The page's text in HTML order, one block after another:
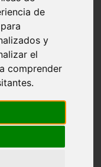
de
y
el
comprender